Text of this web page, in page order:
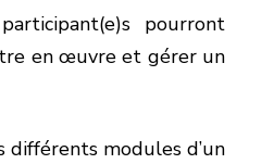
pourront
en œuvre et gérer un
différents modules d’un